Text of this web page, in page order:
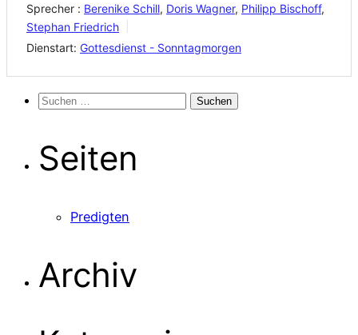
Sprecher : Berenike Schill, Doris Wagner, Philipp Bischoff,
Stephan Friedrich
Dienstart: Gottesdienst - Sonntagmorgen
Suchen
Seiten
Predigten
Archiv